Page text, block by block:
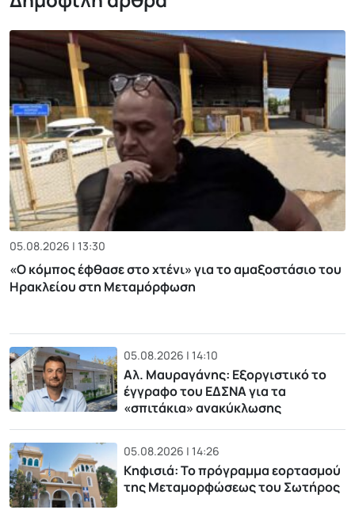
05.08.2026 | 13:30
«Ο κόμπος έφθασε στο χτένι» για το αμαξοστάσιο του
Ηρακλείου στη Μεταμόρφωση
05.08.2026 | 14:10
Αλ. Μαυραγάνης: Εξοργιστικό το
έγγραφο του ΕΔΣΝΑ για τα
«σπιτάκια» ανακύκλωσης
05.08.2026 | 14:26
Κηφισιά: Το πρόγραμμα εορτασμού
της Μεταμορφώσεως του Σωτήρος